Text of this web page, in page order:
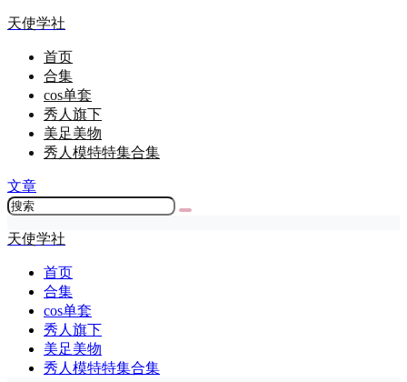
天使学社
首页
合集
cos单套
秀人旗下
美足美物
秀人模特特集合集
文章
天使学社
首页
合集
cos单套
秀人旗下
美足美物
秀人模特特集合集